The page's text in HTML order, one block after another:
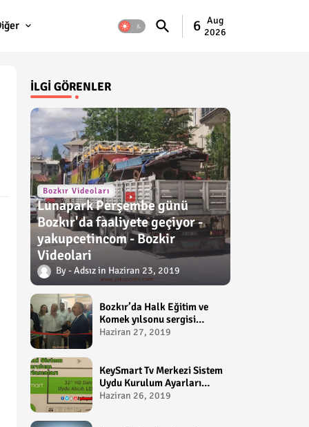
6 Aug
2026
İLGI GÖRENLER
Bozkır Videoları
Lunapark Perşembe günü
Bozkır'da faaliyete geçiyor -
yakupcetincom - Bozkir
Videolari
Adsız Haziran 23, 2019
Bozkır’da Halk Eğitim ve
Komek yılsonu sergisi
gerçekleştirildi-
Haziran 27, 2019
KeySmart Tv Merkezi Sistem
Uydu Kurulum Ayarları
Video anlatım -
Haziran 26, 2019